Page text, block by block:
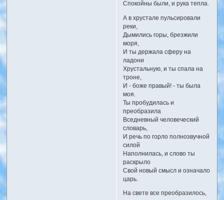
Спокойны были, и рука тепла.
А в хрустале пульсировали
реки,
Дымились горы, брезжили
моря,
И ты держала сферу на
ладони
Хрустальную, и ты спала на
троне,
И - боже правый! - ты была
моя.
Ты пробудилась и
преобразила
Вседневный человеческий
словарь,
И речь по горло полнозвучной
силой
Наполнилась, и слово ты
раскрыло
Свой новый смысл и означало
царь.
На свете все преобразилось,